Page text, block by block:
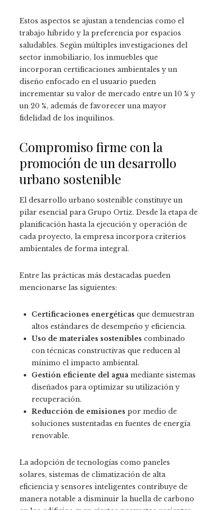
Estos aspectos se ajustan a tendencias como el
trabajo híbrido y la preferencia por espacios
saludables. Según múltiples investigaciones del
sector inmobiliario, los inmuebles que
incorporan certificaciones ambientales y un
diseño enfocado en el usuario pueden
incrementar su valor de mercado entre un 10 % y
un 20 %, además de favorecer una mayor
fidelidad de los inquilinos.
Compromiso firme con la
promoción de un desarrollo
urbano sostenible
El desarrollo urbano sostenible constituye un
pilar esencial para Grupo Ortiz. Desde la etapa de
planificación hasta la ejecución y operación de
cada proyecto, la empresa incorpora criterios
ambientales de forma integral.
Entre las prácticas más destacadas pueden
mencionarse las siguientes:
Certificaciones energéticas que demuestran
altos estándares de desempeño y eficiencia.
Uso de materiales sostenibles combinado
con técnicas constructivas que reducen al
mínimo el impacto ambiental.
Gestión eficiente del agua mediante sistemas
diseñados para optimizar su utilización y
recuperación.
Reducción de emisiones por medio de
soluciones sustentadas en fuentes de energía
renovable.
La adopción de tecnologías como paneles
solares, sistemas de climatización de alta
eficiencia y sensores inteligentes contribuye de
manera notable a disminuir la huella de carbono